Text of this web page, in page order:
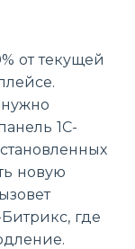
от текущей
1С-
новую
где